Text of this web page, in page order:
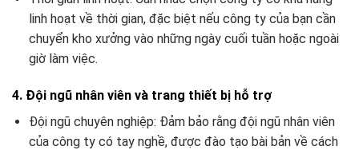
linh hoạt về thời gian, đặc biệt nếu công ty của bạn cần
chuyển kho xưởng vào những ngày cuối tuần hoặc ngoài
giờ làm việc.
4. Đội ngũ nhân viên và trang thiết bị hỗ trợ
Đội ngũ chuyên nghiệp: Đảm bảo rằng đội ngũ nhân viên
của công ty có tay nghề, được đào tạo bài bản về cách